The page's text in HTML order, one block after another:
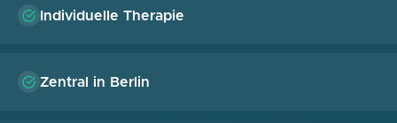
Individuelle Therapie
Zentral in Berlin